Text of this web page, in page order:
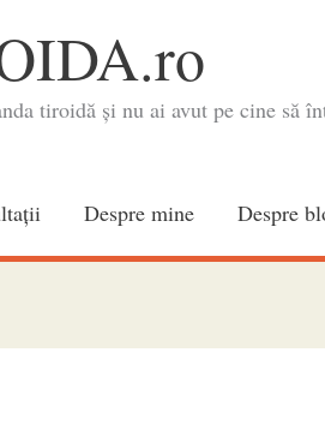
tiroidă și nu ai avut pe cine să
Despre mine Despre